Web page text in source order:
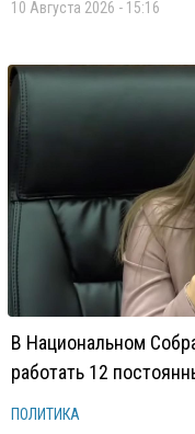
10 Августа 2026 - 15:16
В Национальном
работать 12
ПОЛИТИКА